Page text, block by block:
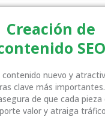
Creación de
SEO
contenido nuevo y
clave más
de que cada
valor y atraiga